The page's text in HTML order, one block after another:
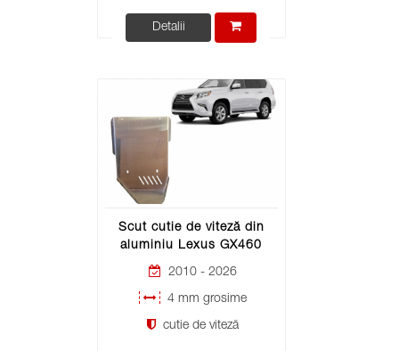
Detalii
Scut cutie de viteză din
aluminiu Lexus GX460
2010 - 2026
4 mm grosime
cutie de viteză